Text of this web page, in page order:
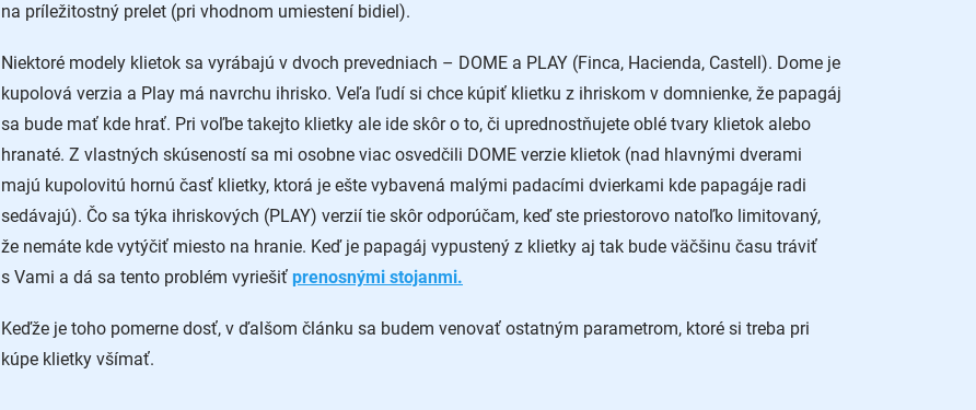
na príležitostný prelet (pri vhodnom umiestení bidiel).
Niektoré modely klietok sa vyrábajú v dvoch prevedniach – DOME a PLAY (Finca, Hacienda, Castell). Dome je
kupolová verzia a Play má navrchu ihrisko. Veľa ľudí si chce kúpiť klietku z ihriskom v domnienke, že papagáj
sa bude mať kde hrať. Pri voľbe takejto klietky ale ide skôr o to, či uprednostňujete oblé tvary klietok alebo
hranaté. Z vlastných skúseností sa mi osobne viac osvedčili DOME verzie klietok (nad hlavnými dverami
majú kupolovitú hornú časť klietky, ktorá je ešte vybavená malými padacími dvierkami kde papagáje radi
sedávajú). Čo sa týka ihriskových (PLAY) verzií tie skôr odporúčam, keď ste priestorovo natoľko limitovaný,
že nemáte kde vytýčiť miesto na hranie. Keď je papagáj vypustený z klietky aj tak bude väčšinu času tráviť
s Vami a dá sa tento problém vyriešiť prenosnými stojanmi.
Keďže je toho pomerne dosť, v ďalšom článku sa budem venovať ostatným parametrom, ktoré si treba pri
kúpe klietky všímať.